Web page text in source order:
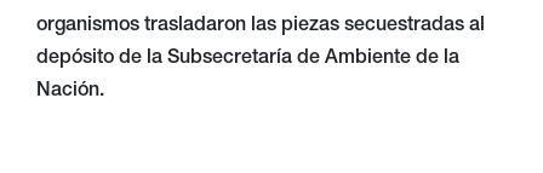
organismos trasladaron las piezas secuestradas al
depósito de la Subsecretaría de Ambiente de la
Nación.